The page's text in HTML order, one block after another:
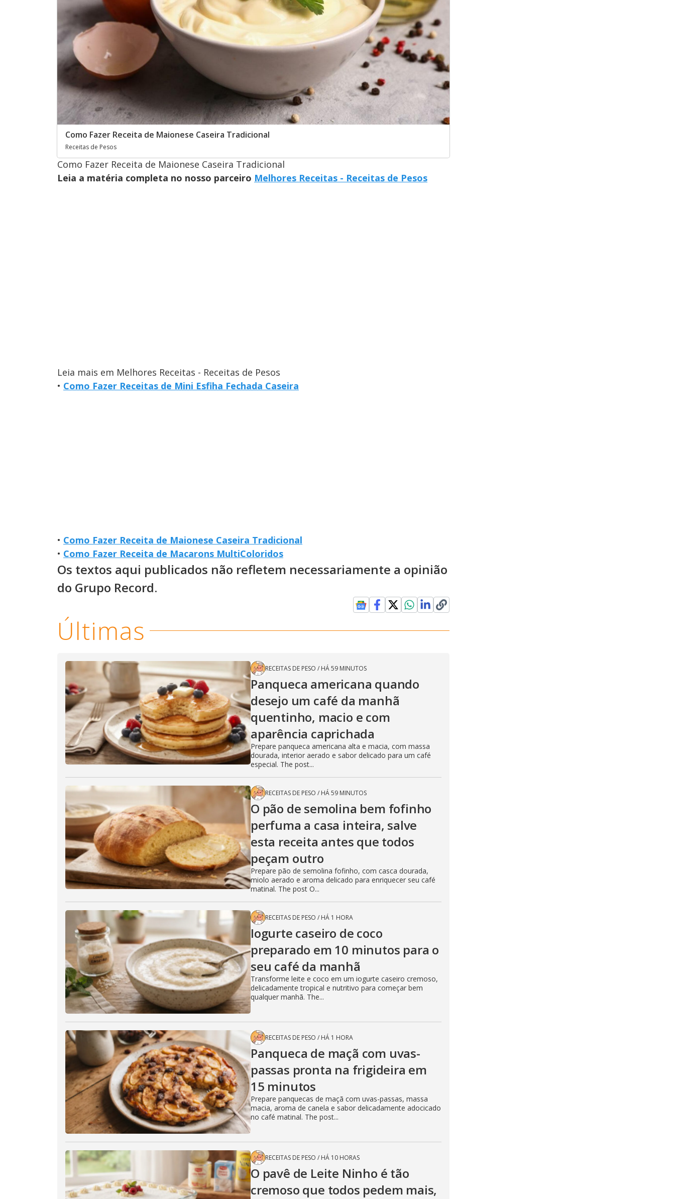
Como Fazer Receita de Maionese Caseira Tradicional
Receitas de Pesos
Como Fazer Receita de Maionese Caseira Tradicional
Leia a matéria completa no nosso parceiro Melhores Receitas - Receitas de Pesos
Leia mais em Melhores Receitas - Receitas de Pesos
• Como Fazer Receitas de Mini Esfiha Fechada Caseira
• Como Fazer Receita de Maionese Caseira Tradicional
• Como Fazer Receita de Macarons MultiColoridos
Os textos aqui publicados não refletem necessariamente a opinião
do Grupo Record.
Últimas
RECEITAS DE PESO / HÁ 59 MINUTOS
Panqueca americana quando
desejo um café da manhã
quentinho, macio e com
aparência caprichada
Prepare panqueca americana alta e macia, com massa
dourada, interior aerado e sabor delicado para um café
especial. The post...
RECEITAS DE PESO / HÁ 59 MINUTOS
O pão de semolina bem fofinho
perfuma a casa inteira, salve
esta receita antes que todos
peçam outro
Prepare pão de semolina fofinho, com casca dourada,
miolo aerado e aroma delicado para enriquecer seu café
matinal. The post O...
RECEITAS DE PESO / HÁ 1 HORA
Iogurte caseiro de coco
preparado em 10 minutos para o
seu café da manhã
Transforme leite e coco em um iogurte caseiro cremoso,
delicadamente tropical e nutritivo para começar bem
qualquer manhã. The...
RECEITAS DE PESO / HÁ 1 HORA
Panqueca de maçã com uvas-
passas pronta na frigideira em
15 minutos
Prepare panquecas de maçã com uvas-passas, massa
macia, aroma de canela e sabor delicadamente adocicado
no café matinal. The post...
RECEITAS DE PESO / HÁ 10 HORAS
O pavê de Leite Ninho é tão
cremoso que todos pedem mais,